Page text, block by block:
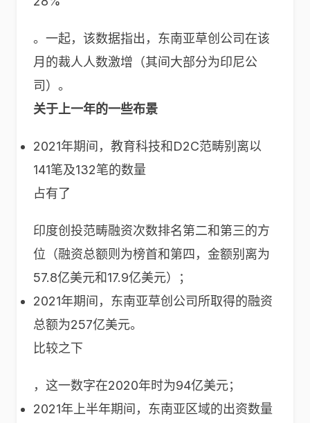
。一起，该数据指出，东南亚草创公司在该
月的裁人人数激增（其间大部分为印尼公
司）。
关于上一年的一些布景
2021年期间，教育科技和D2C范畴别离以
141笔及132笔的数量
占有了
印度创投范畴融资次数排名第二和第三的方
位（融资总额则为榜首和第四，金额别离为
57.8亿美元和17.9亿美元）；
2021年期间，东南亚草创公司所取得的融资
总额为257亿美元。
比较之下
，这一数字在2020年时为94亿美元；
2021年上半年期间，东南亚区域的出资数量